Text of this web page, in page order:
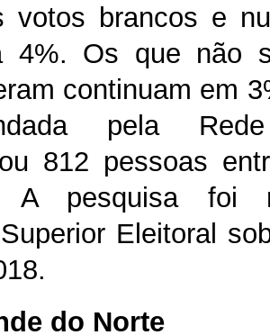
votos brancos e
4%. Os que não
continuam em
pela
812 pessoas
A pesquisa foi
Eleitoral
do Norte